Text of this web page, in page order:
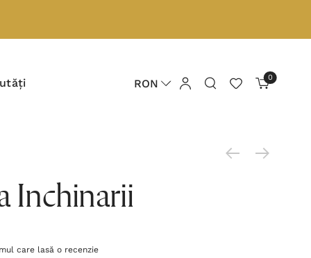
RON 0
Inchinarii
care lasă o recenzie